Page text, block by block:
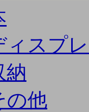
ィスプ
納
の他